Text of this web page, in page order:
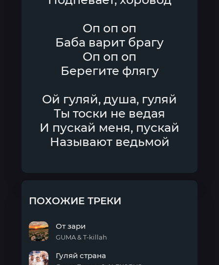
Оп оп оп
Баба варит брагу
Оп оп оп
Берегите флягу
Ой гуляй, душа, гуляй
Ты тоски не ведая
И пускай меня, пускай
Называют ведьмой
ПОХОЖИЕ ТРЕКИ
зари
От зари
GUMA & T-killah
Гуляй страна